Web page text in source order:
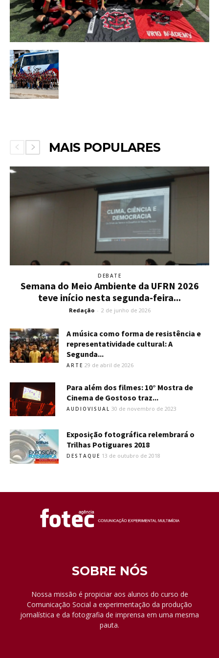
MAIS POPULARES
DEBATE
Semana do Meio Ambiente da UFRN 2026
teve início nesta segunda-feira...
Redação - 2 de junho de 2026
A música como forma de resistência e
representatividade cultural: A
Segunda...
ARTE 29 de abril de 2026
Para além dos filmes: 10° Mostra de
Cinema de Gostoso traz...
AUDIOVISUAL 30 de novembro de 2023
Exposição fotográfica relembrará o
Trilhas Potiguares 2018
DESTAQUE 13 de outubro de 2018
SOBRE NÓS
Nossa missão é propiciar aos alunos do curso de
Comunicação Social a experimentação da produção
jornalística e da fotografia de imprensa em uma mesma
pauta.